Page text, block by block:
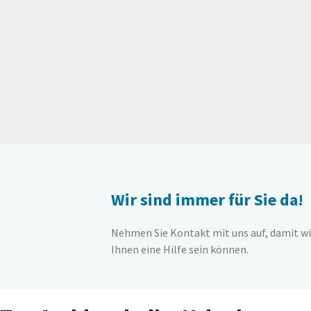
Wir sind immer für Sie da!
Nehmen Sie Kontakt mit uns auf, damit
Ihnen eine Hilfe sein können.